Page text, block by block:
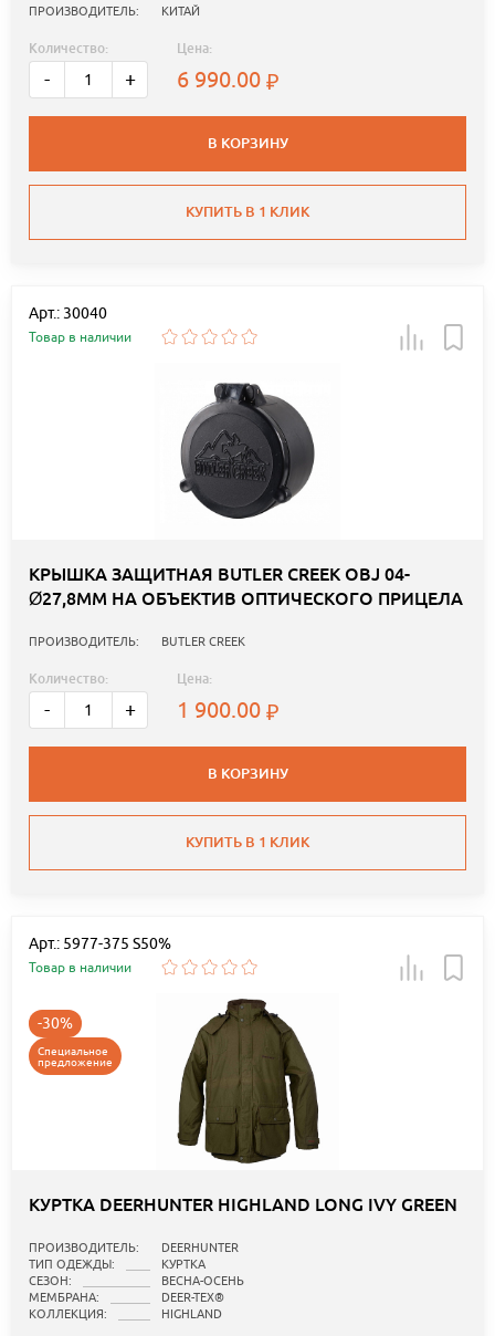
ПРОИЗВОДИТЕЛЬ: КИТАЙ
Количество:
- +
Цена:
6 990.00
В КОРЗИНУ
КУПИТЬ В 1 КЛИК
Арт.: 30040
Товар в наличии
КРЫШКА ЗАЩИТНАЯ BUTLER CREEK OBJ 04-
Ø27,8ММ НА ОБЪЕКТИВ ОПТИЧЕСКОГО ПРИЦЕЛА
ПРОИЗВОДИТЕЛЬ: BUTLER CREEK
Количество:
- +
Цена:
1 900.00
В КОРЗИНУ
КУПИТЬ В 1 КЛИК
Арт.: 5977-375 S50%
Товар в наличии
-30%
Специальное
предложение
КУРТКА DEERHUNTER HIGHLAND LONG IVY GREEN
ПРОИЗВОДИТЕЛЬ:
DEERHUNTER
ТИП ОДЕЖДЫ:
КУРТКА
СЕЗОН:
ВЕСНА-ОСЕНЬ
МЕМБРАНА:
DEER-TEX®
КОЛЛЕКЦИЯ:
HIGHLAND